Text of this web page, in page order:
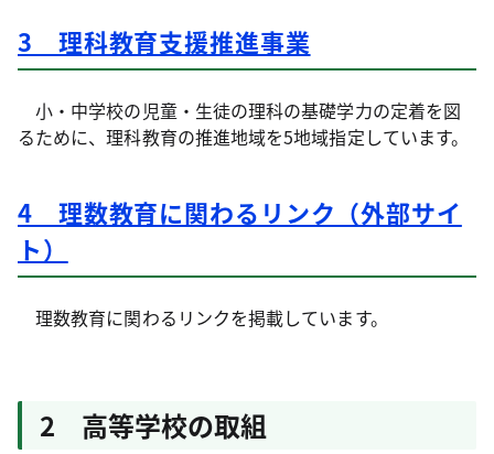
3 理科教育支援推進事業
小・中学校の児童・生徒の理科の基礎学力の定着を図
るために、理科教育の推進地域を5地域指定しています。
4 理数教育に関わるリンク（外部サイ
ト）
理数教育に関わるリンクを掲載しています。
2 高等学校の取組